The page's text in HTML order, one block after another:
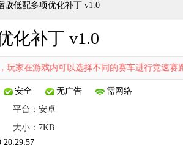
敌低配多项优化补丁 v1.0
化补丁 v1.0
戏内可以选择不同的赛车进行竞速赛跑，
安全 无广告
需网络
平台： 安卓
大小：7KB
20:29:57